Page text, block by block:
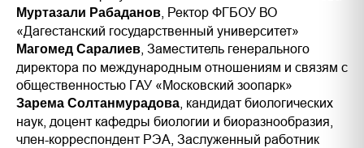
Муртазали Рабаданов , Ректор ФГБОУ ВО
«Дагестанский государственный университет»
Магомед Саралиев , Заместитель генерального
директора по международным отношениям и связям с
общественностью ГАУ «Московский зоопарк»
Зарема Солтанмурадова , кандидат биологических
наук, доцент кафедры биологии и биоразнообразия,
член-корреспондент РЭА, Заслуженный работник